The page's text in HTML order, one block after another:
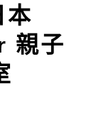
本
親子